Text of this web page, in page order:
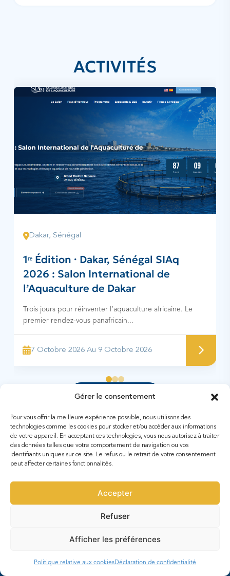
Gérer le consentement
Pour vous offrir la meilleure expérience possible, nous utilisons des
technologies comme les cookies pour stocker et/ou accéder aux informations
de votre appareil. En acceptant ces technologies, vous nous autorisez à traiter
des données telles que votre comportement de navigation ou vos
identifiants uniques sur ce site. Le refus ou le retrait de votre consentement
peut affecter certaines fonctionnalités.
Accepter
Refuser
Afficher les préférences
Politique relative aux cookiesDéclaration de confidentialité
ACTIVITÉS
Dakar, Sénégal
1ʳᵉ Édition · Dakar, Sénégal SIAq
2026 : Salon International de
l’Aquaculture de Dakar
Trois jours pour réinventer l’aquaculture africaine. Le
premier rendez-vous panafricain...
7 Octobre 2026 Au 9 Octobre 2026
Découvrir plus
Conférence Ministérielle sur la
Coopération Halieutique entre les Etats
Africains Riverains de l’Océan Atlantique
Inscrivez-vous à notre newsletter pour rester au courant